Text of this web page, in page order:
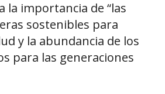
la importancia de “las
sostenibles para
y la abundancia de los
para las generaciones